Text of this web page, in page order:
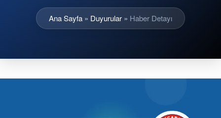
Ana Sayfa » Duyurular » Haber Detayı